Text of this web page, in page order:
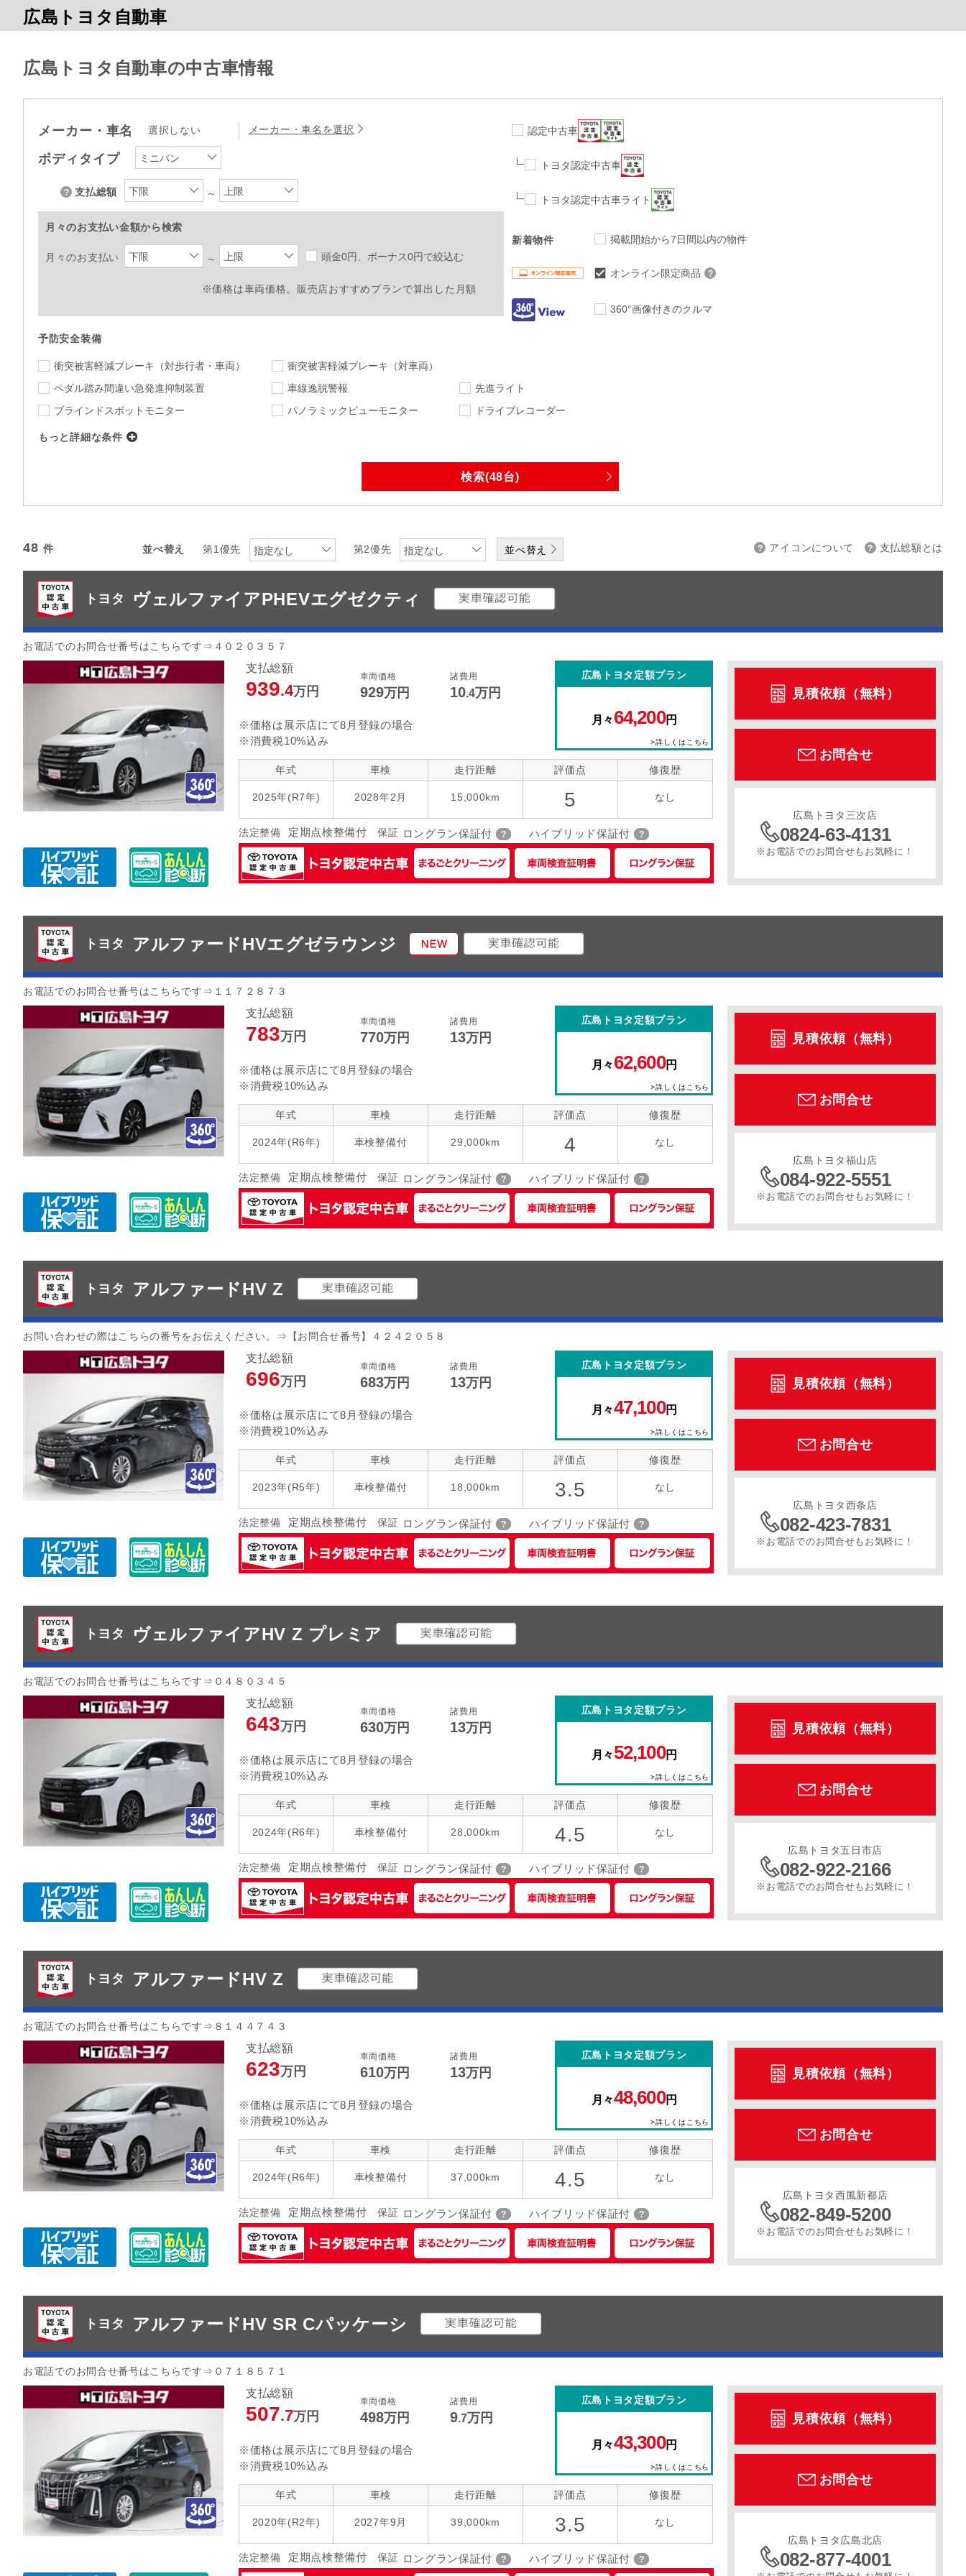
広島トヨタ自動車
広島トヨタ自動車の中古車情報
メーカー・車名 選択しない メーカー・車名を選択
ボディタイプ ミニバン
支払総額 下限 ～ 上限
月々のお支払い金額から検索
月々のお支払い 下限 ～ 上限 頭金0円、ボーナス0円で絞込む
※価格は車両価格。販売店おすすめプランで算出した月額
認定中古車
トヨタ認定中古車
トヨタ認定中古車ライト
新着物件 掲載開始から7日間以内の物件
オンライン限定商品
360°画像付きのクルマ
予防安全装備
衝突被害軽減ブレーキ （対歩行者・車両）
衝突被害軽減ブレーキ（対車両）
ペダル踏み間違い急発進抑制装置
車線逸脱警報
先進ライト
ブラインドスポットモニター
パノラミックビューモニター ドライブレコーダー
もっと詳細な条件
走行距離 指定なし 車検 指定なし
ワンオーナー 修復歴無
カラー
カーナビ TV
リヤエアコン
エアロパーツ 指定なし スライドドア 寒冷地仕様
48 並べ替え 第1優先 指定なし 第2優先 指定なし アイコンについて 支払総額とは
トヨタ ヴェルファイアPHEVエグゼクティ
お電話でのお問合せ番号はこちらです⇒４０２０３５７
支払総額
939.4万円
車両価格
929万円
諸費用
10.4万円
※価格は展示店にて8月登録の場合
※消費税10%込み
広島トヨタ定額プラン
月々64,200円
>詳しくはこちら
年式
2025年(R7年)
車検
2028年2月
走行距離
15,000km
評価点
5
修復歴
なし
法定整備 定期点検整備付 保証 ロングラン保証付 ハイブリッド保証付
見積依頼（無料）
お問合せ
広島トヨタ三次店
0824-63-4131
※お電話でのお問合せもお気軽に！
トヨタ アルファードHVエグゼラウンジ
お電話でのお問合せ番号はこちらです⇒１１７２８７３
支払総額
783万円
車両価格
770万円
諸費用
13万円
※価格は展示店にて8月登録の場合
※消費税10%込み
広島トヨタ定額プラン
月々62,600円
>詳しくはこちら
年式
2024年(R6年)
車検
車検整備付
走行距離
29,000km
評価点
4
修復歴
なし
法定整備 定期点検整備付 保証 ロングラン保証付 ハイブリッド保証付
見積依頼（無料）
お問合せ
広島トヨタ福山店
084-922-5551
※お電話でのお問合せもお気軽に！
トヨタ アルファードHV Z
お問い合わせの際はこちらの番号をお伝えください。⇒【お問合せ番号】４２４２０５８
支払総額
696万円
車両価格
683万円
諸費用
13万円
※価格は展示店にて8月登録の場合
※消費税10%込み
広島トヨタ定額プラン
月々47,100円
>詳しくはこちら
年式
2023年(R5年)
車検
車検整備付
走行距離
18,000km
評価点
3.5
修復歴
なし
法定整備 定期点検整備付 保証 ロングラン保証付 ハイブリッド保証付
見積依頼（無料）
お問合せ
広島トヨタ西条店
082-423-7831
※お電話でのお問合せもお気軽に！
トヨタ ヴェルファイアHV Z プレミア
お電話でのお問合せ番号はこちらです⇒０４８０３４５
支払総額
643万円
車両価格
630万円
諸費用
13万円
※価格は展示店にて8月登録の場合
※消費税10%込み
広島トヨタ定額プラン
月々52,100円
>詳しくはこちら
年式
2024年(R6年)
車検
車検整備付
走行距離
28,000km
評価点
4.5
修復歴
なし
法定整備 定期点検整備付 保証 ロングラン保証付 ハイブリッド保証付
見積依頼（無料）
お問合せ
広島トヨタ五日市店
082-922-2166
※お電話でのお問合せもお気軽に！
トヨタ アルファードHV Z
お電話でのお問合せ番号はこちらです⇒８１４４７４３
支払総額
623万円
車両価格
610万円
諸費用
13万円
※価格は展示店にて8月登録の場合
※消費税10%込み
広島トヨタ定額プラン
月々48,600円
>詳しくはこちら
年式
2024年(R6年)
車検
車検整備付
走行距離
37,000km
評価点
4.5
修復歴
なし
法定整備 定期点検整備付 保証 ロングラン保証付 ハイブリッド保証付
見積依頼（無料）
お問合せ
広島トヨタ西風新都店
082-849-5200
※お電話でのお問合せもお気軽に！
トヨタ アルファードHV SR Cパッケーシ
お電話でのお問合せ番号はこちらです⇒０７１８５７１
支払総額
507.7万円
車両価格
498万円
諸費用
9.7万円
※価格は展示店にて8月登録の場合
※消費税10%込み
広島トヨタ定額プラン
月々43,300円
>詳しくはこちら
年式
2020年(R2年)
車検
2027年9月
走行距離
39,000km
評価点
3.5
修復歴
なし
法定整備 定期点検整備付 保証 ロングラン保証付 ハイブリッド保証付
見積依頼（無料）
お問合せ
広島トヨタ広島北店
082-877-4001